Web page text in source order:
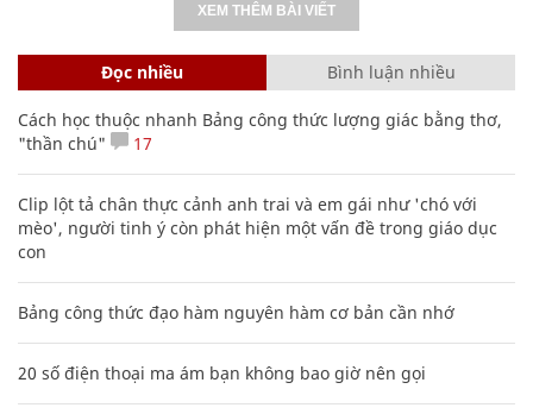
XEM THÊM BÀI VIẾT
Đọc nhiều Bình luận nhiều
Cách học thuộc nhanh Bảng công thức lượng giác bằng thơ,
"thần chú"
17
Clip lột tả chân thực cảnh anh trai và em gái như 'chó với
mèo', người tinh ý còn phát hiện một vấn đề trong giáo dục
con
Bảng công thức đạo hàm nguyên hàm cơ bản cần nhớ
20 số điện thoại ma ám bạn không bao giờ nên gọi